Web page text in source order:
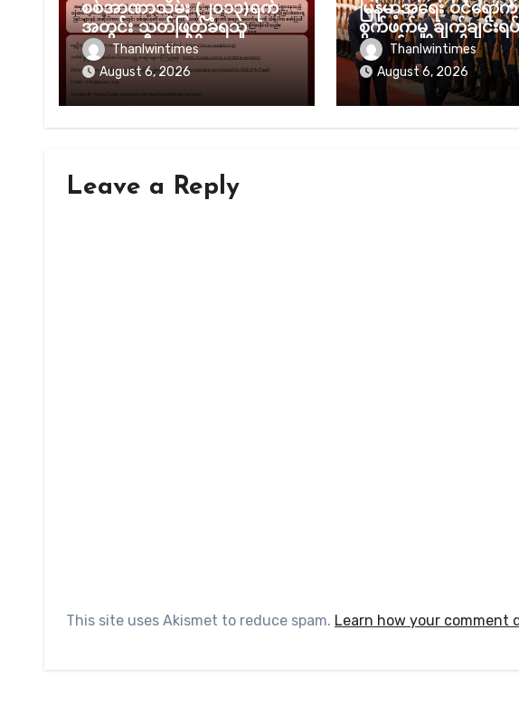
စစ်အာဏာသိမ်း (၂၀၁၃)ရက်
အတွင်း သတ်ဖြတ်ခံရသူ
(၈၂၃၇) ဦးအထိရှိလာ
Thanlwintimes
August 6, 2026
မြန်မာ့အရေး ဝင်ရောက်
စွက်ဖက်မှု ချက်ချင်းရ
တရုတ်အစိုးရကို SIF တ
ဆို
Thanlwintimes
August 6, 2026
Leave a Reply
This site uses Akismet to reduce spam. Learn how your comment